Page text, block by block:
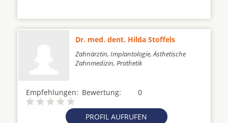
Dr. med. dent. Hilda Stoffels
Zahnärztin, Implantologie, Ästhetische
Zahnmedizin, Prothetik
Empfehlungen: 0
Bewertung:
PROFIL AUFRUFEN